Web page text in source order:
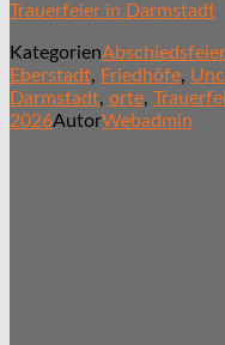
Trauerfeier in Darmstadt
KategorienAbschiedsfeier
Eberstadt, Friedhöfe,
Darmstadt, orte,
2026AutorWebadmin